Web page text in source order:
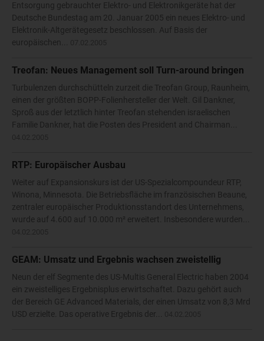
Entsorgung gebrauchter Elektro- und Elektronikgeräte hat der
Deutsche Bundestag am 20. Januar 2005 ein neues Elektro- und
Elektronik-Altgerätegesetz beschlossen. Auf Basis der
europäischen...
Treofan: Neues Management soll Turn-around bringen
Turbulenzen durchschütteln zurzeit die Treofan Group, Raunheim,
einen der größten BOPP-Folienhersteller der Welt. Gil Dankner,
Sproß aus der letztlich hinter Treofan stehenden israelischen
Familie Dankner, hat die Posten des President and Chairman...
RTP: Europäischer Ausbau
Weiter auf Expansionskurs ist der US-Spezialcompoundeur RTP,
Winona, Minnesota. Die Betriebsfläche im französischen Beaune,
zentraler europäischer Produktionsstandort des Unternehmens,
wurde auf 4.600 auf 10.000 m² erweitert. Insbesondere wurden...
GEAM: Umsatz und Ergebnis wachsen zweistellig
Neun der elf Segmente des US-Multis General Electric haben 2004
ein zweistelliges Ergebnisplus erwirtschaftet. Dazu gehört auch
der Bereich GE Advanced Materials, der einen Umsatz von 8,3 Mrd
USD erzielte. Das operative Ergebnis der...